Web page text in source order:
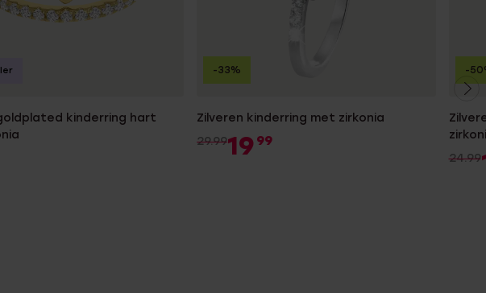
kinderring hart
Zilveren kinderring met zirkonia
29.9919 99
-33%
24.99
-